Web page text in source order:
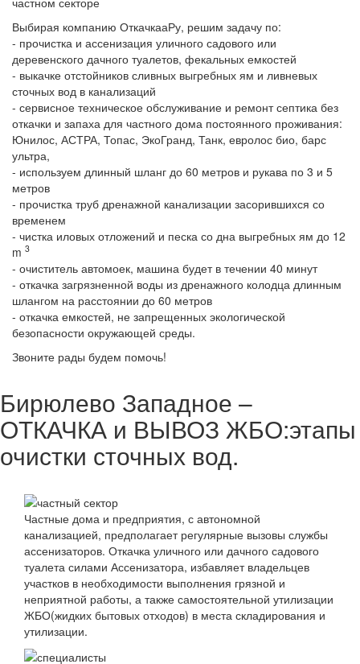
Выбирая компанию ОткачкааРу, решим задачу по:
- прочистка и ассенизация уличного садового или
деревенского дачного туалетов, фекальных емкостей
- выкачке отстойников сливных выгребных ям и ливневых
сточных вод в канализаций
- сервисное техническое обслуживание и ремонт септика без
откачки и запаха для частного дома постоянного проживания:
Юнилос, АСТРА, Топас, ЭкоГранд, Танк, евролос био, барс
ультра,
- используем длинный шланг до 60 метров и рукава по 3 и 5
метров
- прочистка труб дренажной канализации засорившихся со
временем
- чистка иловых отложений и песка со дна выгребных ям до 12
m 3
- очиститель автомоек, машина будет в течении 40 минут
- откачка загрязненной воды из дренажного колодца длинным
шлангом на расстоянии до 60 метров
- откачка емкостей, не запрещенных экологической
безопасности окружающей среды.
Звоните рады будем помочь!
Бирюлево Западное –
ОТКАЧКА и ВЫВОЗ ЖБО:этапы
очистки сточных вод.
Частные дома и предприятия, с автономной
канализацией, предполагает регулярные вызовы службы
ассенизаторов. Откачка уличного или дачного садового
туалета силами Ассенизатора, избавляет владельцев
участков в необходимости выполнения грязной и
неприятной работы, а также самостоятельной утилизации
ЖБО(жидких бытовых отходов) в места складирования и
утилизации.